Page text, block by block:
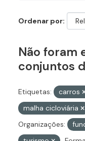
Ordenar por
Não foram
conjuntos
Etiquetas: carros
malha cicloviária
Organizações: